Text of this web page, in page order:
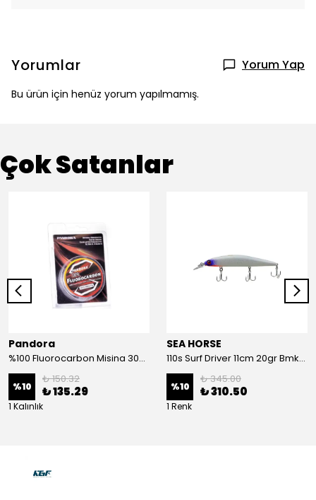
Yorumlar Yorum Yap
Bu ürün için henüz yorum yapılmamış.
Çok Satanlar
Pandora
%100 Fluorocarbon Misina 30mt 0,41mm
%10
₺ 150.32
₺ 135.29
1 Kalınlık
SEA HORSE
110s Surf Driver 11cm 20gr Bmk-05#
%10
₺ 345.00
₺ 310.50
1 Renk